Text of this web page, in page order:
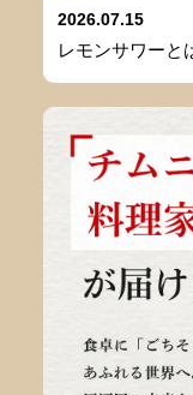
2026.07.15
レモンサワーと